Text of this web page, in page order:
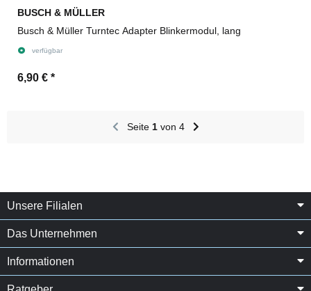
BUSCH & MÜLLER
Busch & Müller Turntec Adapter Blinkermodul, lang
verfügbar
6,90 € *
Seite 1von 4
Unsere Filialen
Das Unternehmen
Informationen